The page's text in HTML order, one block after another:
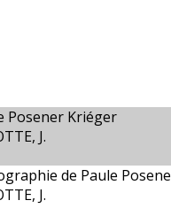
Posener Kriéger
J.
de Paule
J.